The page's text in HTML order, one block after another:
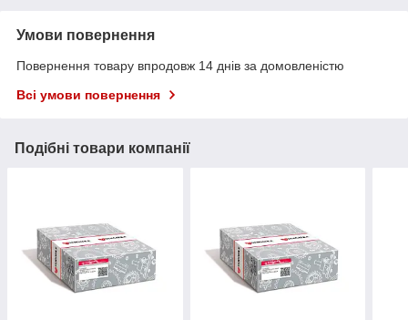
Умови повернення
Повернення товару впродовж 14 днів за домовленістю
Всі умови повернення
Подібні товари компанії